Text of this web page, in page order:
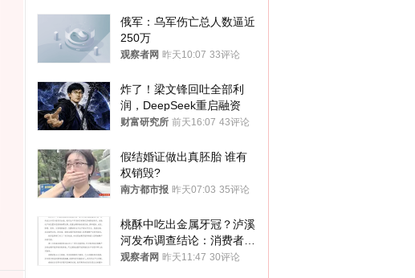
俄军：乌军伤亡总人数逼近
250万
观察者网 昨天10:07 33评论
炸了！梁文锋回吐全部利
润，DeepSeek重启融资
财富研究所 前天16:07 43评论
假结婚证做出真胚胎 谁有
权销毁?
南方都市报 昨天07:03 35评论
桃酥中吃出金属牙冠？泸溪
河发布调查结论：消费者已
澄清，所发视频情况不属实
观察者网 昨天11:47 30评论